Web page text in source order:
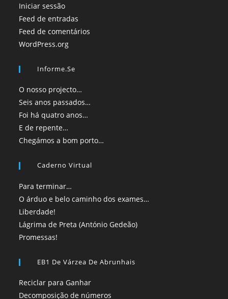
Iniciar sessão
Feed de entradas
Feed de comentários
WordPress.org
Informe.se
O nosso projecto…
Seis anos passados…
Foi há quatro anos…
E de repente…
Chegámos a bom porto…
Caderno Virtual
Para terminar…
O árduo e belo caminho dos exames…
Liberdade!
Lágrima de Preta (António Gedeão)
Promessas!
EB1 De Várzea De Abrunhais
Reciclar para Ganhar
Decomposição de números